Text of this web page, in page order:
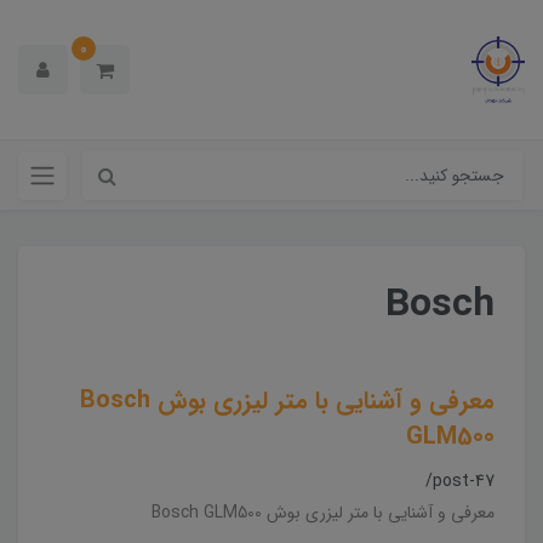
0
Bosch
معرفی و آشنایی با متر لیزری بوش Bosch
GLM500
/post-47
معرفی و آشنایی با متر لیزری بوش Bosch GLM500